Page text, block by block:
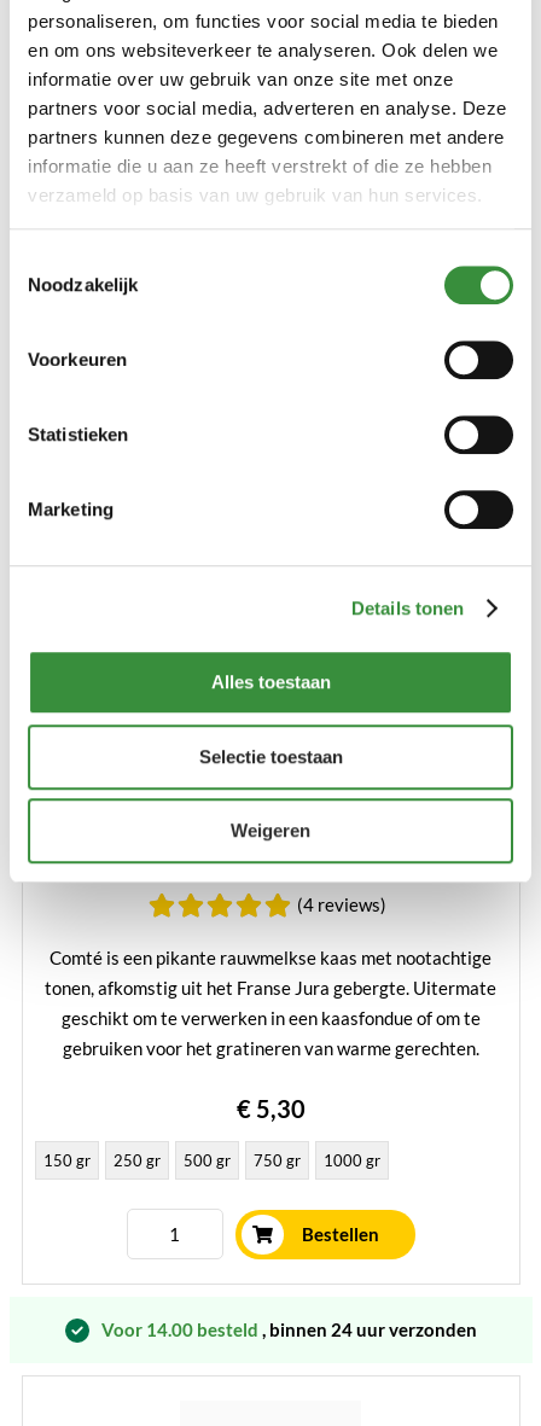
personaliseren, om functies voor social media te bieden
en om ons websiteverkeer te analyseren. Ook delen we
informatie over uw gebruik van onze site met onze
partners voor social media, adverteren en analyse. Deze
partners kunnen deze gegevens combineren met andere
informatie die u aan ze heeft verstrekt of die ze hebben
verzameld op basis van uw gebruik van hun services.
Noodzakelijk
Voorkeuren
Statistieken
Marketing
Details tonen
Alles toestaan
Selectie toestaan
Weigeren
Geraspte Gruyère
Gruyère is een wereldberoemde Zwitserse harde kaas. De
kaas geeft een volromig mondgevoel en heeft een heerlijke
hem met het grootste gemak kunt verwerken in
Geraspte Comté
(4 reviews)
Comté is een pikante rauwmelkse kaas met nootachtige
tonen, afkomstig uit het Franse Jura gebergte. Uitermate
geschikt om te verwerken in een kaasfondue of om te
gebruiken voor het gratineren van warme gerechten.
€ 5,30
150 gr 250 gr 500 gr 750 gr 1000 gr
Bestellen
Voor 14.00 besteld , binnen 24 uur verzonden